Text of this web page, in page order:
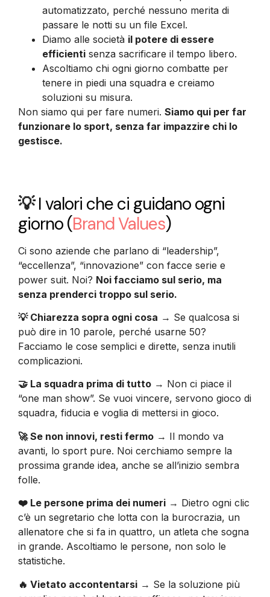
automatizzato, perché nessuno merita di
passare le notti su un file Excel.
Diamo alle società il potere di essere
efficienti senza sacrificare il tempo libero.
Ascoltiamo chi ogni giorno combatte per
tenere in piedi una squadra e creiamo
soluzioni su misura.
Non siamo qui per fare numeri. Siamo qui per far
funzionare lo sport, senza far impazzire chi lo
gestisce.
💡I valori che ci guidano ogni
giorno(Brand Values)
Ci sono aziende che parlano di “leadership”,
“eccellenza”, “innovazione” con facce serie e
power suit. Noi? Noi facciamo sul serio, ma
senza prenderci troppo sul serio.
💡 Chiarezza sopra ogni cosa → Se qualcosa si
può dire in 10 parole, perché usarne 50?
Facciamo le cose semplici e dirette, senza inutili
complicazioni.
🤝 La squadra prima di tutto → Non ci piace il
“one man show”. Se vuoi vincere, servono gioco di
squadra, fiducia e voglia di mettersi in gioco.
🚀 Se non innovi, resti fermo → Il mondo va
avanti, lo sport pure. Noi cerchiamo sempre la
prossima grande idea, anche se all’inizio sembra
folle.
❤️ Le persone prima dei numeri → Dietro ogni clic
c’è un segretario che lotta con la burocrazia, un
allenatore che si fa in quattro, un atleta che sogna
in grande. Ascoltiamo le persone, non solo le
statistiche.
🔥 Vietato accontentarsi → Se la soluzione più